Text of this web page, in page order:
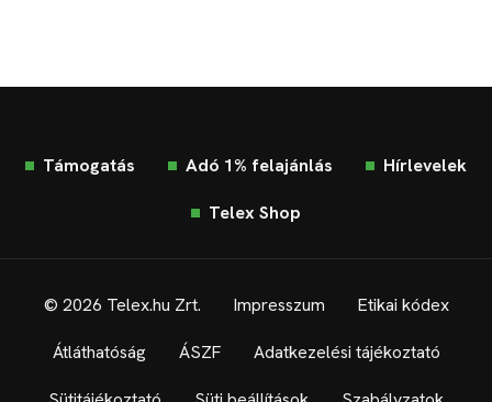
Támogatás Adó 1% felajánlás Hírlevelek
Telex Shop
© 2026 Telex.hu Zrt. Impresszum Etikai kódex
Átláthatóság ÁSZF Adatkezelési tájékoztató